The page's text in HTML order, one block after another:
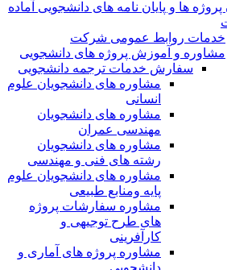
ها و پایان نامه های دانشجویی آماده
خدمات روابط عمومی شرکت
مشاوره و آموزش پروژه های دانشجویی
سفارش خدمات ترجمه دانشجویی
مشاوره های دانشجویان علوم
انسانی
مشاوره های دانشجویان
مهندسی عمران
مشاوره های دانشجویان
رشته های فنی و مهندسی
مشاوره های دانشجویان علوم
پایه ومنابع طبیعی
مشاوره سفارشات پروژه
های طرح توجیهی و
کارآفرینی
مشاوره پروژه های آماری و
دانشجویی